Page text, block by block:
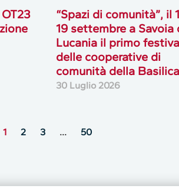
“Spazi di comunità”, il
19 settembre a Savoia
Lucania il primo
delle cooperative di
comunità della
30 Luglio 2026
1 2 3 … 50